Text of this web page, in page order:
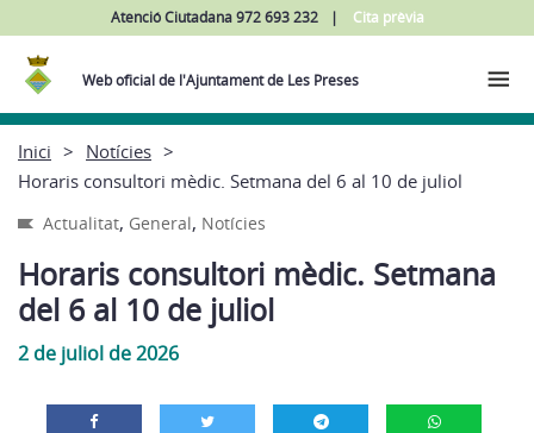
Atenció Ciutadana 972 693 232 Cita prèvia
Web oficial de l'Ajuntament de Les Preses
Inici
Notícies
Horaris consultori mèdic. Setmana del 6 al 10 de juliol
Actualitat, General, Notícies
Horaris consultori mèdic. Setmana
del 6 al 10 de juliol
2 de juliol de 2026